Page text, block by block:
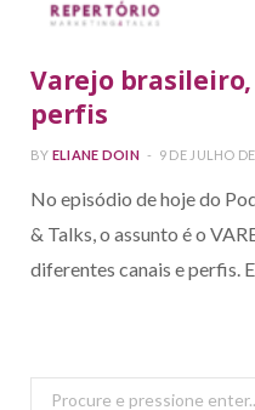
Varejo
perfis
BY ELIANE DOIN 9 DE JULHO
No episódio de hoje do
& Talks, o assunto é o
diferentes canais e perfis.
Search